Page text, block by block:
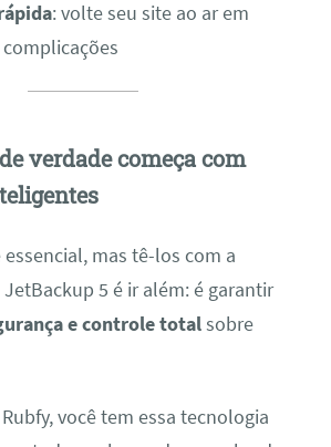
: volte seu site ao ar em
verdade começa com
essencial, mas tê-los com a
5 é ir além: é garantir
e controle totalsobre
você tem essa tecnologia